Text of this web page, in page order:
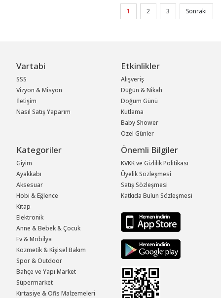
1 2 3 Sonraki
Vartabi
SSS
Vizyon & Misyon
İletişim
Nasıl Satış Yaparım
Etkinlikler
Alışveriş
Düğün & Nikah
Doğum Günü
Kutlama
Baby Shower
Özel Günler
Kategoriler
Giyim
Ayakkabı
Aksesuar
Hobi & Eğlence
Kitap
Elektronik
Anne & Bebek & Çocuk
Ev & Mobilya
Kozmetik & Kişisel Bakım
Spor & Outdoor
Bahçe ve Yapı Market
Süpermarket
Kırtasiye & Ofis Malzemeleri
Önemli Bilgiler
KVKK ve Gizlilik Politikası
Üyelik Sözleşmesi
Satış Sözleşmesi
Katkıda Bulun Sözleşmesi